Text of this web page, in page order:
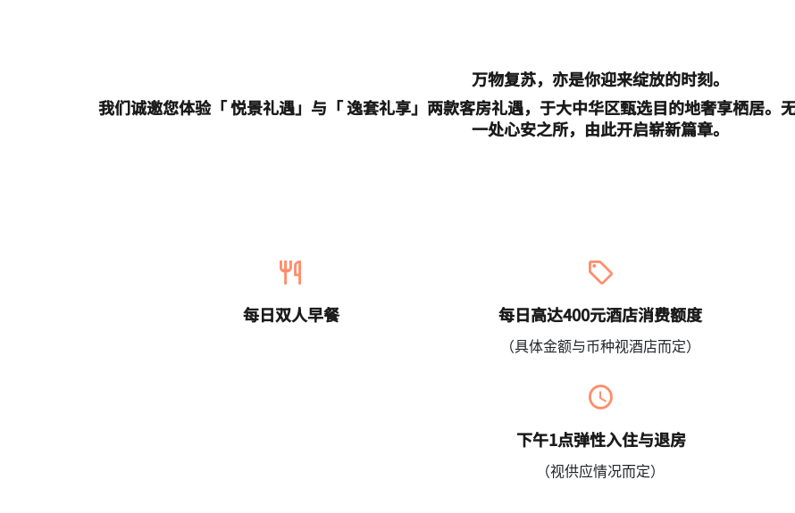
万物复苏，亦是你迎来绽放的时刻。
我们诚邀您体验「 悦景礼遇」与「 逸套礼享」两款客房礼遇，于大中华区甄选目的地奢享栖居。
一处心安之所，由此开启崭新篇章。
每日双人早餐 每日高达400元酒店消费额度
（具体金额与币种视酒店而定）
下午1点弹性入住与退房
（视供应情况而定）